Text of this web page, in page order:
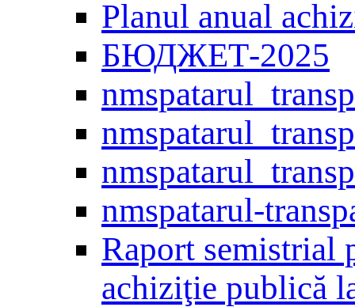
Planul anual
БЮДЖЕТ-2025
nmspatarul-
Raport semistrial
achiziţie publică